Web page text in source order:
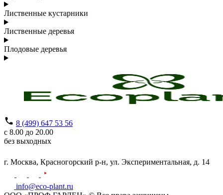
Лиственные кустарники
Лиственные деревья
Плодовые деревья
8 (499) 647 53 56
с 8.00 до 20.00
без выходных
г. Москва, Красногорский р-н, ул. Экспериментальная, д. 14
info@eco-plant.ru